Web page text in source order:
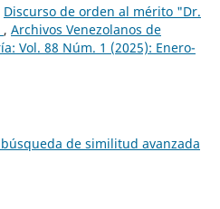
Discurso de orden al mérito "Dr.
, Archivos Venezolanos de
Vol. 88 Núm. 1 (2025): Enero-
de similitud avanzada